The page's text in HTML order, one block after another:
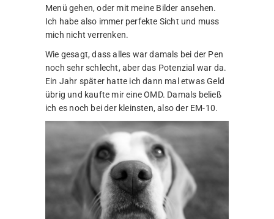
Menü gehen, oder mit meine Bilder ansehen.
Ich habe also immer perfekte Sicht und muss
mich nicht verrenken.
Wie gesagt, dass alles war damals bei der Pen
noch sehr schlecht, aber das Potenzial war da.
Ein Jahr später hatte ich dann mal etwas Geld
übrig und kaufte mir eine OMD. Damals beließ
ich es noch bei der kleinsten, also der EM-10.